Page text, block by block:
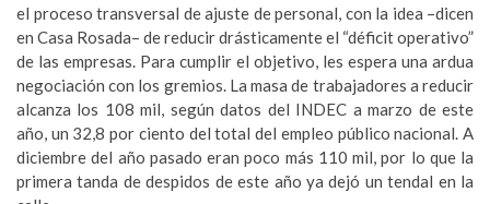
el proceso transversal de ajuste de personal, con la idea –dicen
en Casa Rosada– de reducir drásticamente el “déficit operativo”
de las empresas. Para cumplir el objetivo, les espera una ardua
negociación con los gremios. La masa de trabajadores a reducir
alcanza los 108 mil, según datos del INDEC a marzo de este
año, un 32,8 por ciento del total del empleo público nacional. A
diciembre del año pasado eran poco más 110 mil, por lo que la
primera tanda de despidos de este año ya dejó un tendal en la